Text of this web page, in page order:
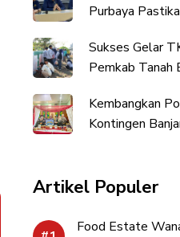
Purbaya
Sukses Gelar
Pemkab Tanah
Kembangkan
Kontingen
Artikel Populer
Food Estate